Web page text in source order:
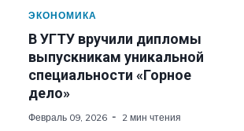
ЭКОНОМИКА
В УГТУ вручили дипломы
выпускникам уникальной
специальности «Горное
дело»
Февраль 09, 2026 2 мин чтения